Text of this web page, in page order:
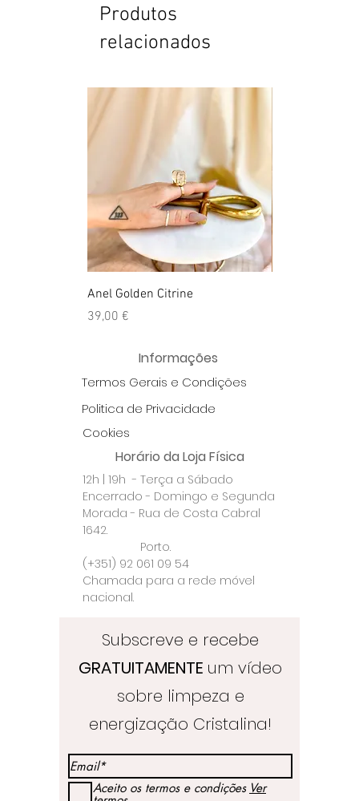
Produtos
relacionados
Anel Golden Citrine
Preço
39,00 €
Informações
Termos Gerais e Condições
Politica de Privacidade
Cookies
Horário da Loja Física
12h | 19h - Terça a Sábado
Encerrado - Domingo e Segunda
Morada - Rua de Costa Cabral
1642.
Porto.
(+351) 92 061 09 54
Chamada para a rede móvel
nacional.
Subscreve e recebe
GRATUITAMENTE um vídeo
sobre limpeza e
energização Cristalina!
Aceito os termos e condições Ver